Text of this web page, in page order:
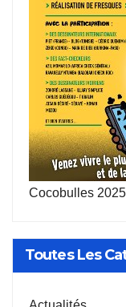
Cocobulles 2025
Toutes Les